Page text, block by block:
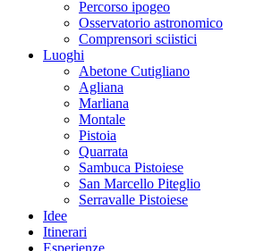
Percorso ipogeo
Osservatorio astronomico
Comprensori sciistici
Luoghi
Abetone Cutigliano
Agliana
Marliana
Montale
Pistoia
Quarrata
Sambuca Pistoiese
San Marcello Piteglio
Serravalle Pistoiese
Idee
Itinerari
Esperienze